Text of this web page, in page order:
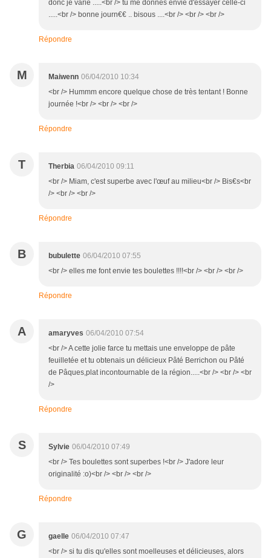
donc je varie .....<br /> tu me donnes envie d'essayer celle-ci
.....<br /> bonne journ€€ .. bisous ....<br /> <br /> <br />
Répondre
M Maiwenn 06/04/2010 10:34
<br /> Hummm encore quelque chose de très tentant ! Bonne
journée !<br /> <br /> <br />
Répondre
T Therbia 06/04/2010 09:11
<br /> Miam, c'est superbe avec l'œuf au milieu<br /> Bis€s<br
/> <br /> <br />
Répondre
B bubulette 06/04/2010 07:55
<br /> elles me font envie tes boulettes !!!!<br /> <br /> <br />
Répondre
A amaryves 06/04/2010 07:54
<br /> A cette jolie farce tu mettais une enveloppe de pâte
feuilletée et tu obtenais un délicieux Pâté Berrichon ou Pâté
de Pâques,plat incontournable de la région.....<br /> <br /> <br
/>
Répondre
S Sylvie 06/04/2010 07:49
<br /> Tes boulettes sont superbes !<br /> J'adore leur
originalité :o)<br /> <br /> <br />
Répondre
G gaelle 06/04/2010 07:47
<br /> si tu dis qu'elles sont moelleuses et délicieuses, alors